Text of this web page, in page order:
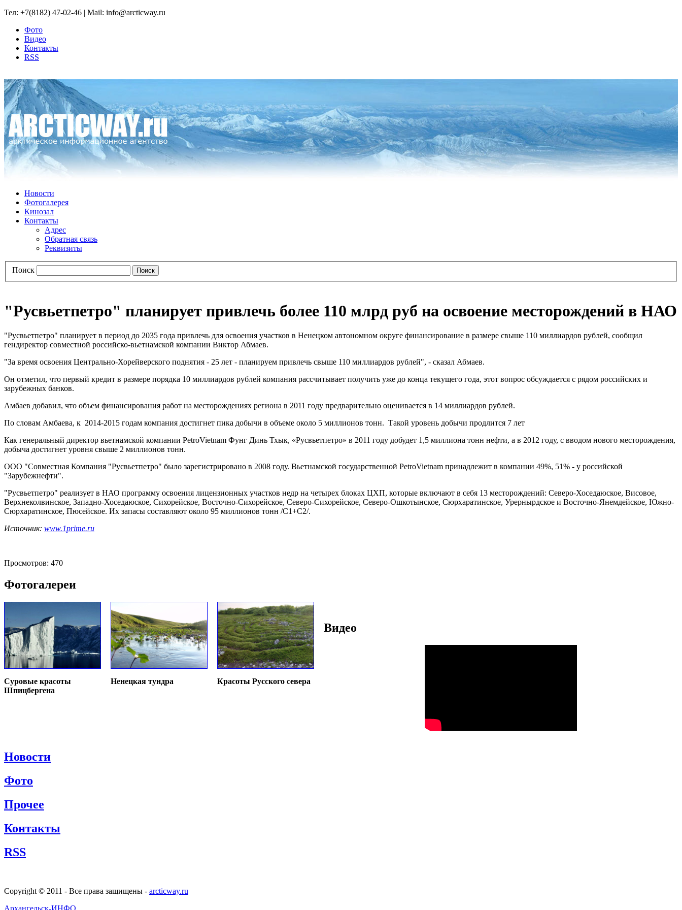
Тел: +7(8182) 47-02-46 | Mail: info@arcticway.ru
Фото
Видео
Контакты
RSS
Новости
Фотогалерея
Кинозал
Контакты
Адрес
Обратная связь
Реквизиты
Поиск
"Русвьетпетро" планирует привлечь более 110 млрд руб на освоение месторождений в НАО
"Русвьетпетро" планирует в период до 2035 года привлечь для освоения участков в Ненецком автономном округе финансирование в размере свыше 110 миллиардов рублей, сообщил
гендиректор совместной российско-вьетнамской компании Виктор Абмаев.
"За время освоения Центрально-Хорейверского поднятия - 25 лет - планируем привлечь свыше 110 миллиардов рублей", - сказал Абмаев.
Он отметил, что первый кредит в размере порядка 10 миллиардов рублей компания рассчитывает получить уже до конца текущего года, этот вопрос обсуждается с рядом российских и
зарубежных банков.
Амбаев добавил, что объем финансирования работ на месторождениях региона в 2011 году предварительно оценивается в 14 миллиардов рублей.
По словам Амбаева, к 2014-2015 годам компания достигнет пика добычи в объеме около 5 миллионов тонн. Такой уровень добычи продлится 7 лет
Как генеральный директор вьетнамской компании PetroVietnam Фунг Динь Тхык, «Русвьетпетро» в 2011 году добудет 1,5 миллиона тонн нефти, а в 2012 году, с вводом нового месторождения,
добыча достигнет уровня свыше 2 миллионов тонн.
ООО "Совместная Компания "Русвьетпетро" было зарегистрировано в 2008 году. Вьетнамской государственной PetroVietnam принадлежит в компании 49%, 51% - у российской
"Зарубежнефти".
"Русвьетпетро" реализует в НАО программу освоения лицензионных участков недр на четырех блоках ЦХП, которые включают в себя 13 месторождений: Северо-Хоседаюское, Висовое,
Верхнеколвинское, Западно-Хоседаюское, Сихорейское, Восточно-Сихорейское, Северо-Сихорейское, Северо-Ошкотынское, Сюрхаратинское, Урернырдское и Восточно-Янемдейское, Южно-
Сюрхаратинское, Пюсейское. Их запасы составляют около 95 миллионов тонн /С1+С2/.
Источник: www.1prime.ru
Просмотров: 470
Фотогалереи
Суровые красоты
Шпицбергена
Ненецкая тундра Красоты Русского севера
Видео
Новости
Фото
Прочее
Контакты
RSS
Copyright © 2011 - Все права защищены - arcticway.ru
Архангельск-ИНФО